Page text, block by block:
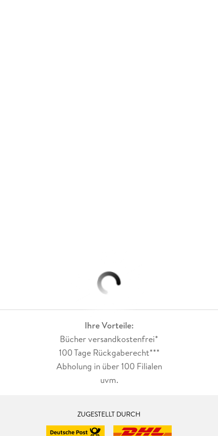
Ihre Vorteile:
Bücher versandkostenfrei*
100 Tage Rückgaberecht***
Abholung in über 100 Filialen
uvm.
ZUGESTELLT DURCH